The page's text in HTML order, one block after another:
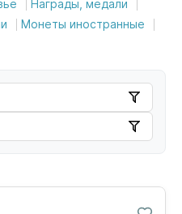
Награды, медали
Монеты иностранные